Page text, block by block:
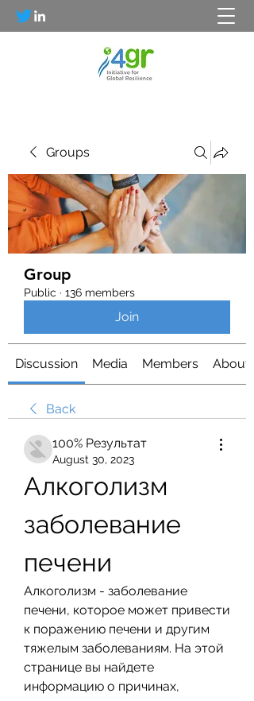
Groups
Group
Public · 136 members
Join
Discussion Media Members About
Back
100% Результат
August 30, 2023
Алкоголизм
заболевание
печени
Алкоголизм - заболевание
печени, которое может привести
к поражению печени и другим
тяжелым заболеваниям. На этой
странице вы найдете
информацию о причинах,